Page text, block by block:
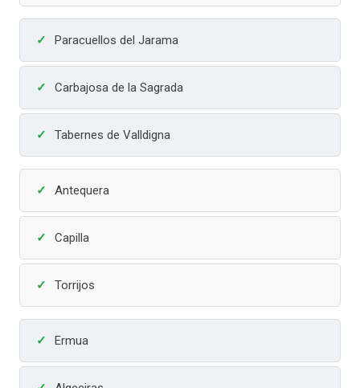
Paracuellos del Jarama
Carbajosa de la Sagrada
Tabernes de Valldigna
Antequera
Capilla
Torrijos
Ermua